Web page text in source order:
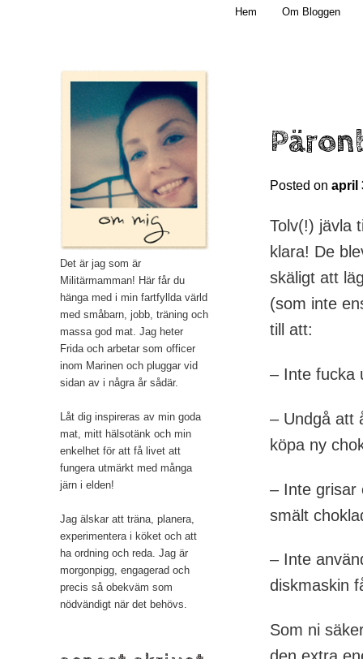
Mamma, militär och märkbart obekväm
Hem Om Bloggen
Posted onapril
Tolv(!) jävla
klara! De
skäligt att
(som inte
till att:
– Inte fucka
– Undgå att
köpa ny
– Inte grisar
smält
– Inte
diskmaskin
Som ni
Det är jag som är
Militärmamman! Här får du
hänga med i min fartfyllda värld
med småbarn, jobb, träning och
massa god mat. Jag heter
Frida och arbetar som officer
inom Marinen och pluggar vid
sidan av i några år sådär.
Låt dig inspireras av min goda
mat, mitt hälsotänk och min
enkelhet för att få livet att
fungera utmärkt med många
järn i elden!
Jag älskar att träna, planera,
experimentera i köket och att
ha ordning och reda. Jag är
morgonpigg, engagerad och
precis så obekväm som
nödvändigt när det behövs.